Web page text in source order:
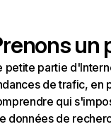
un
petite partie
de trafic, en
qui
données de